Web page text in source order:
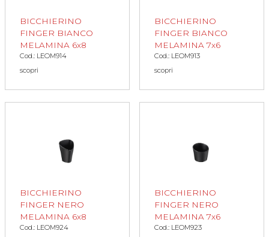
BICCHIERINO
FINGER BIANCO
MELAMINA 6x8
Cod.: LEOM914
scopri
BICCHIERINO
FINGER BIANCO
MELAMINA 7x6
Cod.: LEOM913
scopri
BICCHIERINO
FINGER NERO
MELAMINA 6x8
Cod.: LEOM924
BICCHIERINO
FINGER NERO
MELAMINA 7x6
Cod.: LEOM923